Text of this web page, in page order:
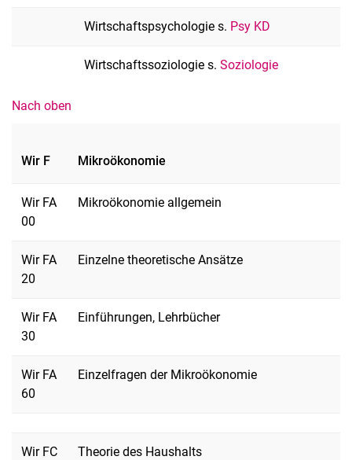
Wirtschaftspsychologie s. Psy KD
Wirtschaftssoziologie s. Soziologie
Nach oben
Wir F Mikroökonomie
Wir FA
00
Mikroökonomie allgemein
Wir FA
20
Einzelne theoretische Ansätze
Wir FA
30
Einführungen, Lehrbücher
Wir FA
60
Einzelfragen der Mikroökonomie
Wir FC
Theorie des Haushalts